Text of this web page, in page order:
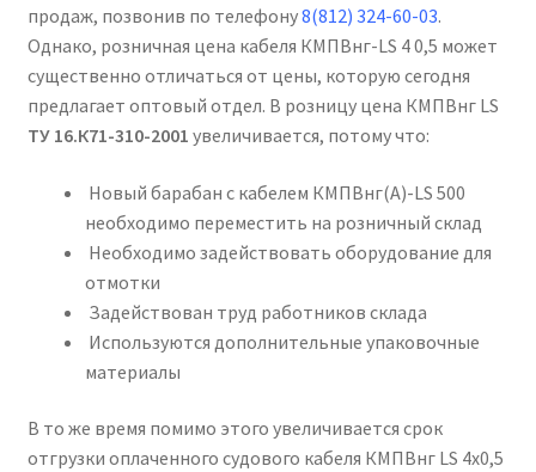
продаж, позвонив по телефону8(812) 324-60-03.
Однако, розничная цена кабеля КМПВнг-LS 4 0,5 может
существенно отличаться от цены, которую сегодня
предлагает оптовый отдел. В розницу цена КМПВнг LS
ТУ 16.К71-310-2001 увеличивается, потому что:
Новый барабан с кабелем КМПВнг(А)-LS 500
необходимо переместить на розничный склад
Необходимо задействовать оборудование для
отмотки
Задействован труд работников склада
Используются дополнительные упаковочные
материалы
В то же время помимо этого увеличивается срок
отгрузки оплаченного судового кабеля КМПВнг LS 4х0,5